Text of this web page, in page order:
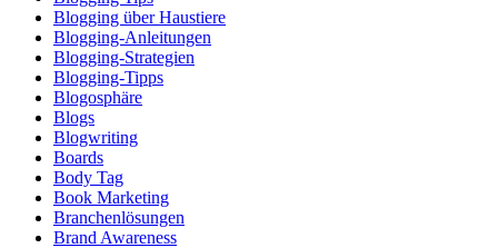
Blogging über Haustiere
Blogging-Anleitungen
Blogging-Strategien
Blogging-Tipps
Blogosphäre
Blogs
Blogwriting
Boards
Body Tag
Book Marketing
Branchenlösungen
Brand Awareness